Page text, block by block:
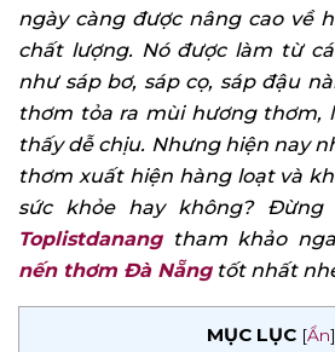
ngày càng được nâng cao về
chất lượng. Nó được làm từ
như sáp bơ, sáp cọ, sáp đậu
thơm tỏa ra mùi hương thơm,
thấy dễ chịu. Nhưng hiện nay
thơm xuất hiện hàng loạt và
sức khỏe hay không?
Toplistdanang tham khảo
nến thơm Đà Nẵngtốt nhất
MỤC LỤC [Ẩn]